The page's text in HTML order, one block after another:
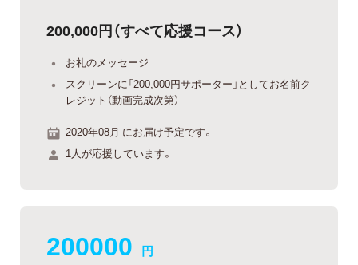
200,000円（すべて応援コース）
お礼のメッセージ
スクリーンに「200,000円サポーター」としてお名前ク
レジット（動画完成次第）
2020年08月 にお届け予定です。
1人が応援しています。
200000 円